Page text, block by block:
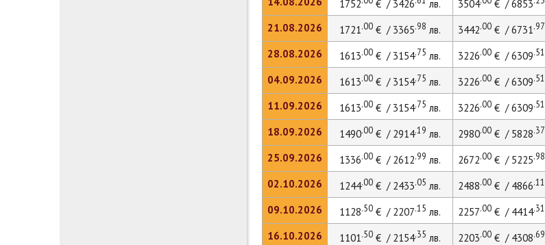
21.08.2026
28.08.2026
04.09.2026
11.09.2026
18.09.2026
25.09.2026
02.10.2026
09.10.2026
16.10.2026
1752 € / 3426 лв. 3504 € / 6853
1721.00 € / 3365.98 лв. 3442.00 € / 6731.97
1613.00 € / 3154.75 лв. 3226.00 € / 6309.51
1613.00 € / 3154.75 лв. 3226.00 € / 6309.51
1613.00 € / 3154.75 лв. 3226.00 € / 6309.51
1490.00 € / 2914.19 лв. 2980.00 € / 5828.37
1336.00 € / 2612.99 лв. 2672.00 € / 5225.98
1244.00 € / 2433.05 лв. 2488.00 € / 4866.11
1128.50 € / 2207.15 лв. 2257.00 € / 4414.31
1101.50 € / 2154.35 лв. 2203.00 € / 4308.69